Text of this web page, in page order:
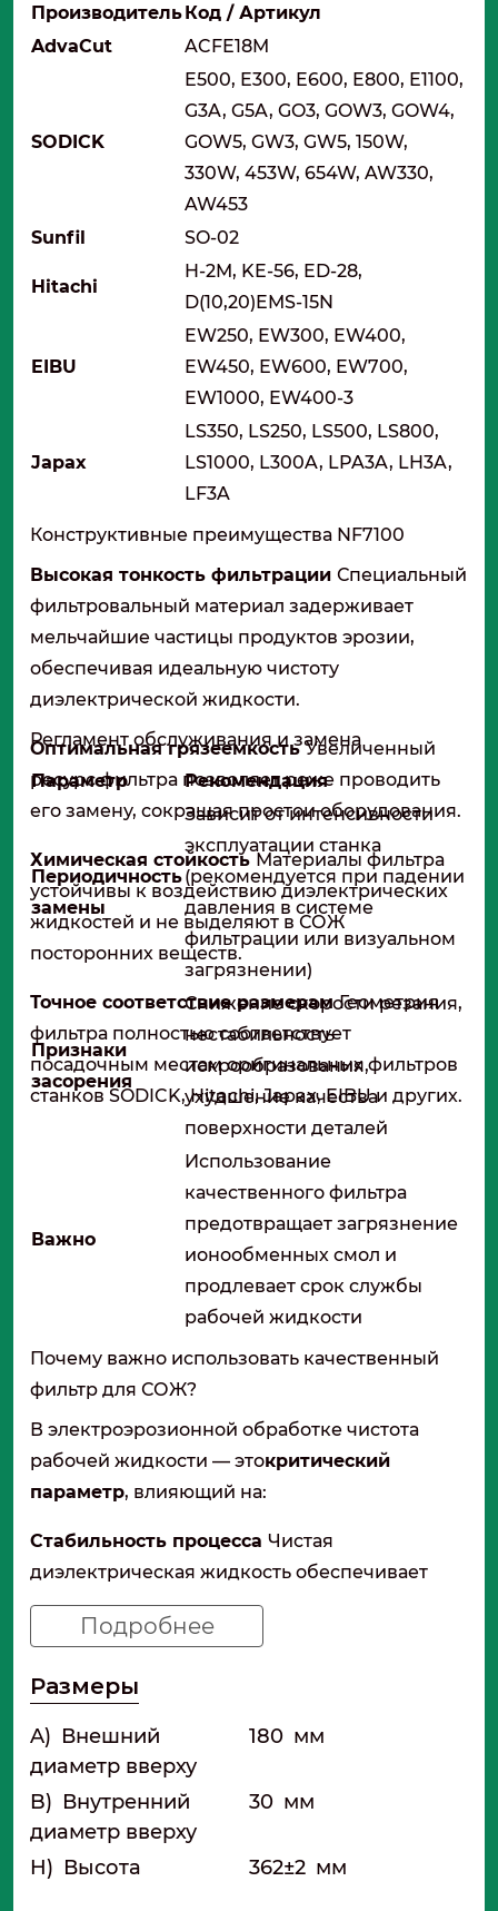
Производитель Код / Артикул
AdvaCut
ACFE18M
SODICK
E500, E300, E600, E800, E1100,
G3A, G5A, GO3, GOW3, GOW4,
GOW5, GW3, GW5, 150W,
330W, 453W, 654W, AW330,
AW453
Sunfil
SO-02
Hitachi
H-2M, KE-56, ED-28,
D(10,20)EMS-15N
EIBU
EW250, EW300, EW400,
EW450, EW600, EW700,
EW1000, EW400-3
Japax
LS350, LS250, LS500, LS800,
LS1000, L300A, LPA3A, LH3A,
LF3A
Конструктивные преимущества NF7100
Высокая тонкость фильтрации Специальный
фильтровальный материал задерживает
мельчайшие частицы продуктов эрозии,
обеспечивая идеальную чистоту
диэлектрической жидкости.
Оптимальная грязеемкостьУвеличенный
ресурс фильтра позволяет реже проводить
его замену, сокращая простои оборудования.
Химическая стойкость Материалы фильтра
устойчивы к воздействию диэлектрических
жидкостей и не выделяют в СОЖ
посторонних веществ.
Точное соответствие размерамГеометрия
фильтра полностью соответствует
посадочным местам оригинальных фильтров
станков SODICK, Hitachi, Japax, EIBU и других.
Регламент обслуживания и замена
Параметр
Рекомендация
Периодичность
замены
Зависит от интенсивности
эксплуатации станка
(рекомендуется при падении
давления в системе
фильтрации или визуальном
загрязнении)
Признаки
засорения
Снижение скорости резания,
нестабильность
искрообразования,
ухудшение качества
поверхности деталей
Важно
Использование
качественного фильтра
предотвращает загрязнение
ионообменных смол и
продлевает срок службы
рабочей жидкости
Почему важно использовать качественный
фильтр для СОЖ?
В электроэрозионной обработке чистота
рабочей жидкости — этокритический
параметр, влияющий на:
Стабильность процесса Чистая
диэлектрическая жидкость обеспечивает
равномерное искрообразование и высокую
скорость резания.
Качество поверхности
ухудшать ее чистоту.
Ресурс оборудования
Загрязненная
жидкость вызывает ускоренный износ
насосов, фильтров тонкой очистки и
Подробнее
Размеры
A) Внешний
диаметр вверху
180 мм
B) Внутренний
диаметр вверху
30 мм
H) Высота 362±2 мм